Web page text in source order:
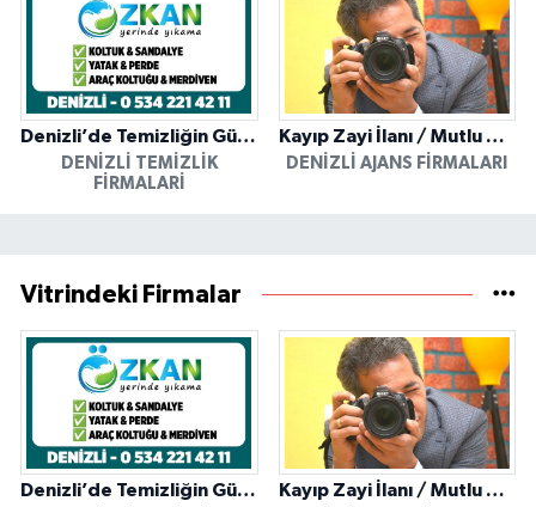
Denizli’de Temizliğin Güvenilir Adresi: Özkan Yerinde Yıkama
DENIZLI TEMIZLIK
FIRMALARI
Kayıp Zayi İlanı / Mutlu Ajans / Denizli
DENIZLI AJANS FIRMALARI
Vitrindeki Firmalar
Denizli’de Temizliğin Güvenilir Adresi: Özkan Yerinde Yıkama Kayıp Zayi İlanı / Mutlu Ajans / Denizli